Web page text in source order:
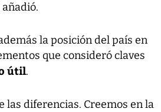
la posición del país en
que consideró claves
útil.
las diferencias. Creemos en la